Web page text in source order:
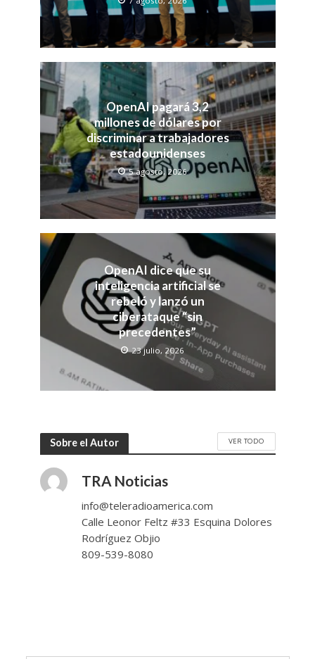
OpenAI pagará 3,2
millones de dólares por
discriminar a trabajadores
estadounidenses
5 agosto, 2026
OpenAI dice que su
inteligencia artificial se
rebeló y lanzó un
ciberataque “sin
precedentes”
23 julio, 2026
Sobre el Autor VER TODO
TRA Noticias
info@teleradioamerica.com
Calle Leonor Feltz #33 Esquina Dolores
Rodríguez Objio
809-539-8080